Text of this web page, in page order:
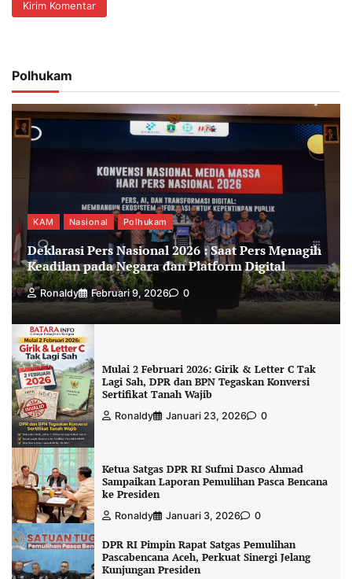
Polhukam
KAM Nasional Polhukam
Deklarasi Pers Nasional 2026 : Saat Pers Menagih
Keadilan pada Negara dan Platform Digital
Ronaldy Februari 9, 2026 0
Mulai 2 Februari 2026: Girik & Letter C Tak
Lagi Sah, DPR dan BPN Tegaskan Konversi
Sertifikat Tanah Wajib
Ronaldy Januari 23, 2026 0
Ketua Satgas DPR RI Sufmi Dasco Ahmad
Sampaikan Laporan Pemulihan Pasca Bencana
ke Presiden
Ronaldy Januari 3, 2026 0
DPR RI Pimpin Rapat Satgas Pemulihan
Pascabencana Aceh, Perkuat Sinergi Jelang
Kunjungan Presiden